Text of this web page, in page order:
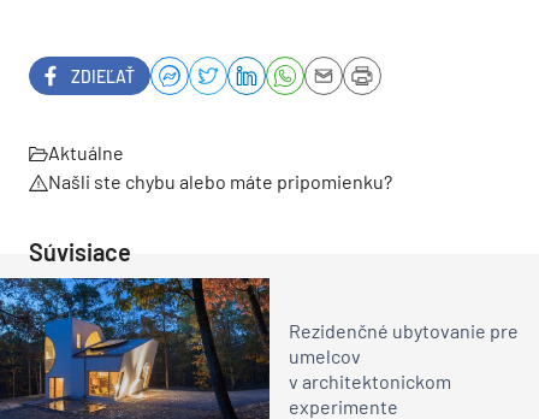
ZDIEĽAŤ
Aktuálne
Našli ste chybu alebo máte pripomienku?
Súvisiace
Rezidenčné ubytovanie pre
umelcov
v architektonickom
experimente